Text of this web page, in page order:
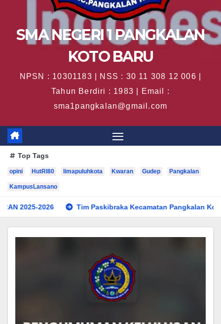
SMA NEGERI 1 PANGKALAN
KOTO BARU
NPSN : 10301183 | NSS : 30 11 308 12 006 |
Tahun Berdiri : 1983 | Email :
sma1pangkalan@gmail.com
Top Tags
opini HutRI80 limapuluhkota Kwaran Gudep Pangkalan
KampusLansano
Tim Paskibraka Kecamatan Pangkalan Koto Baru